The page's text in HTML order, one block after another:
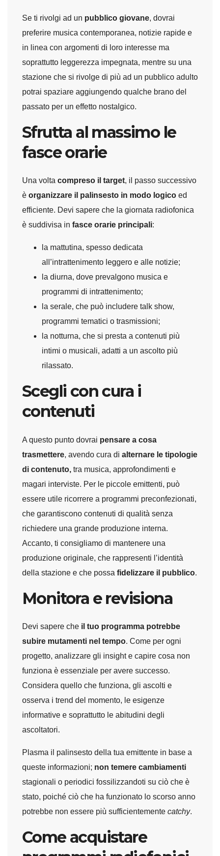
Se ti rivolgi ad un pubblico giovane, dovrai
preferire musica contemporanea, notizie rapide e
in linea con argomenti di loro interesse ma
soprattutto leggerezza impegnata, mentre su una
stazione che si rivolge di più ad un pubblico adulto
potrai spaziare aggiungendo qualche brano del
passato per un effetto nostalgico.
Sfrutta al massimo le
fasce orarie
Una volta compreso il target, il passo successivo
è organizzare il palinsesto in modo logico ed
efficiente. Devi sapere che la giornata radiofonica
è suddivisa in fasce orarie principali:
la mattutina, spesso dedicata
all’intrattenimento leggero e alle notizie;
la diurna, dove prevalgono musica e
programmi di intrattenimento;
la serale, che può includere talk show,
programmi tematici o trasmissioni;
la notturna, che si presta a contenuti più
intimi o musicali, adatti a un ascolto più
rilassato.
Scegli con cura i
contenuti
A questo punto dovrai pensare a cosa
trasmettere, avendo cura di alternare le tipologie
di contenuto, tra musica, approfondimenti e
magari interviste. Per le piccole emittenti, può
essere utile ricorrere a programmi preconfezionati,
che garantiscono contenuti di qualità senza
richiedere una grande produzione interna.
Accanto, ti consigliamo di mantenere una
produzione originale, che rappresenti l’identità
della stazione e che possa fidelizzare il pubblico.
Monitora e revisiona
Devi sapere che il tuo programma potrebbe
subire mutamenti nel tempo. Come per ogni
progetto, analizzare gli insight e capire cosa non
funziona è essenziale per avere successo.
Considera quello che funziona, gli ascolti e
osserva i trend del momento, le esigenze
informative e soprattutto le abitudini degli
ascoltatori.
Plasma il palinsesto della tua emittente in base a
queste informazioni; non temere cambiamenti
stagionali o periodici fossilizzandoti su ciò che è
stato, poiché ciò che ha funzionato lo scorso anno
potrebbe non essere più sufficientemente catchy.
Come acquistare